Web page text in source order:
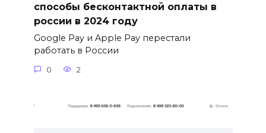
способы бесконтактной оплаты в
россии в 2024 году
Google Pay и Apple Pay перестали
работать в России
0 2